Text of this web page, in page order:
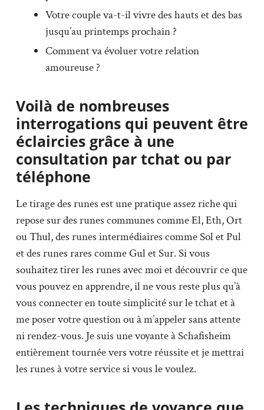
Votre couple va-t-il vivre des hauts et des bas
jusqu’au printemps prochain ?
Comment va évoluer votre relation
amoureuse ?
Voilà de nombreuses
interrogations qui peuvent être
éclaircies grâce à une
consultation par tchat ou par
téléphone
Le tirage des runes est une pratique assez riche qui
repose sur des runes communes comme El, Eth, Ort
ou Thul, des runes intermédiaires comme Sol et Pul
et des runes rares comme Gul et Sur. Si vous
souhaitez tirer les runes avec moi et découvrir ce que
vous pouvez en apprendre, il ne vous reste plus qu’à
vous connecter en toute simplicité sur le tchat et à
me poser votre question ou à m’appeler sans attente
ni rendez-vous. Je suis une voyante à Schafisheim
entièrement tournée vers votre réussite et je mettrai
les runes à votre service si vous le voulez.